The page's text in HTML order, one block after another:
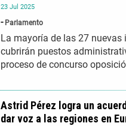
23 Jul 2025
Parlamento
La mayoría de las 27
cubrirán puestos
proceso de concurso
Astrid Pérez logra un
dar voz a las regiones en